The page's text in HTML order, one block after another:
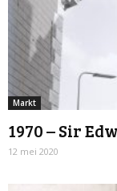
Markt
1970 – Sir
12 mei 2020